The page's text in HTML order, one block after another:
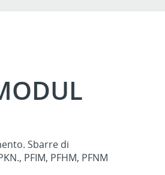
Sbarre di
PFIM, PFHM, PFNM